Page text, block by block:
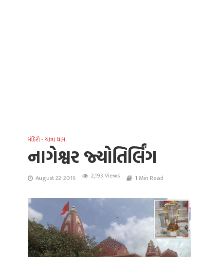
મંદિરો - યાત્રા ધામ
નાગેશ્વર જ્યોતિર્લિંગ
August 22, 2016 2,193 Views 1 Min Read